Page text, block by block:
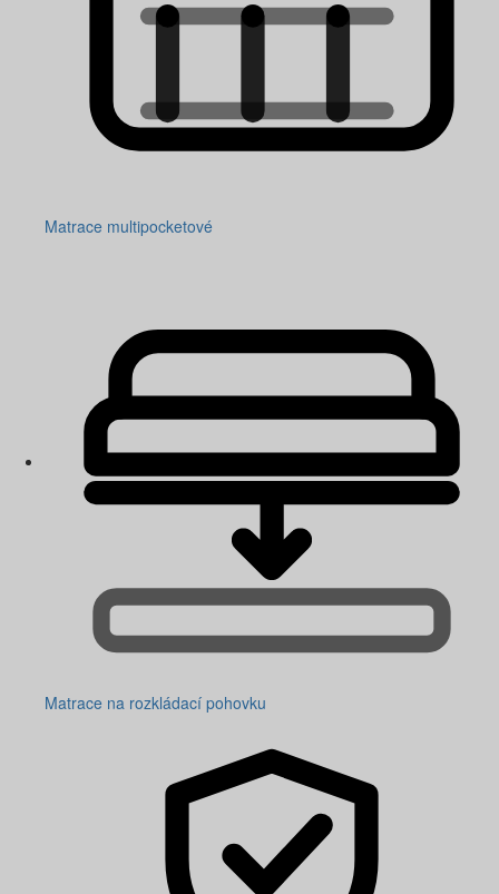
Matrace multipocketové
Matrace na rozkládací pohovku